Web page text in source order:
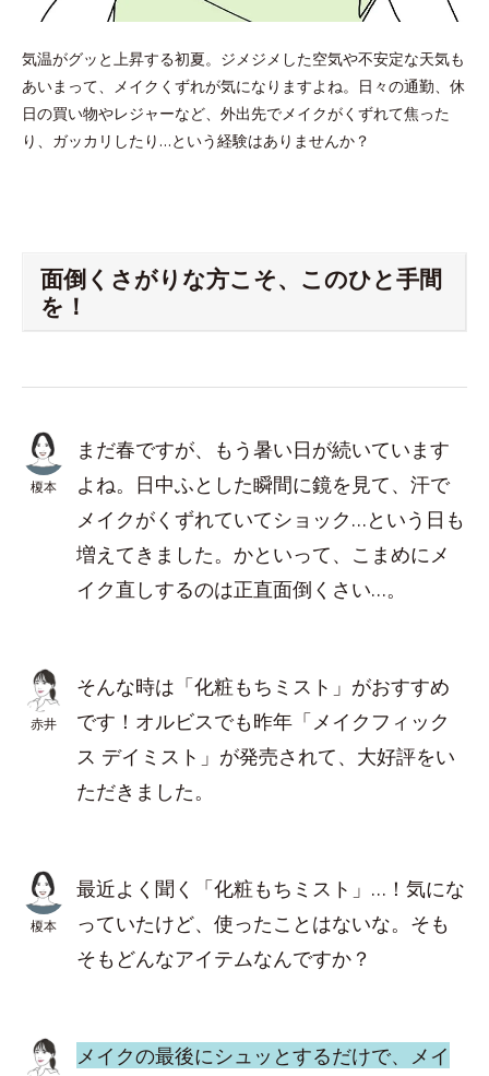
気温がグッと上昇する初夏。ジメジメした空気や不安定な天気も
あいまって、メイクくずれが気になりますよね。日々の通勤、休
日の買い物やレジャーなど、外出先でメイクがくずれて焦った
り、ガッカリしたり…という経験はありませんか？
面倒くさがりな方こそ、このひと手間
を！
榎本
まだ春ですが、もう暑い日が続いています
よね。日中ふとした瞬間に鏡を見て、汗で
メイクがくずれていてショック…という日も
増えてきました。かといって、こまめにメ
イク直しするのは正直面倒くさい…。
赤井
そんな時は「化粧もちミスト」がおすすめ
です！オルビスでも昨年「メイクフィック
ス デイミスト」が発売されて、大好評をい
ただきました。
榎本
最近よく聞く「化粧もちミスト」…！気にな
っていたけど、使ったことはないな。そも
そもどんなアイテムなんですか？
メイクの最後にシュッとするだけで、メイ